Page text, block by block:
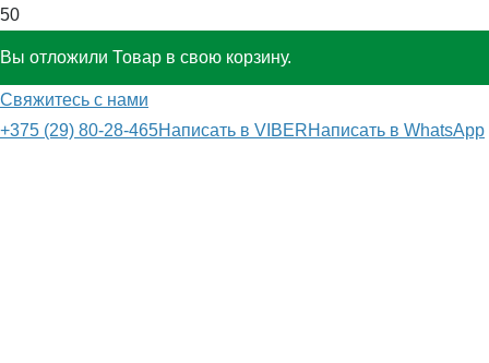
Вы отложили Товар в свою корзину.
Свяжитесь с нами
+375 (29) 80-28-465Написать в VIBERНаписать в WhatsApp